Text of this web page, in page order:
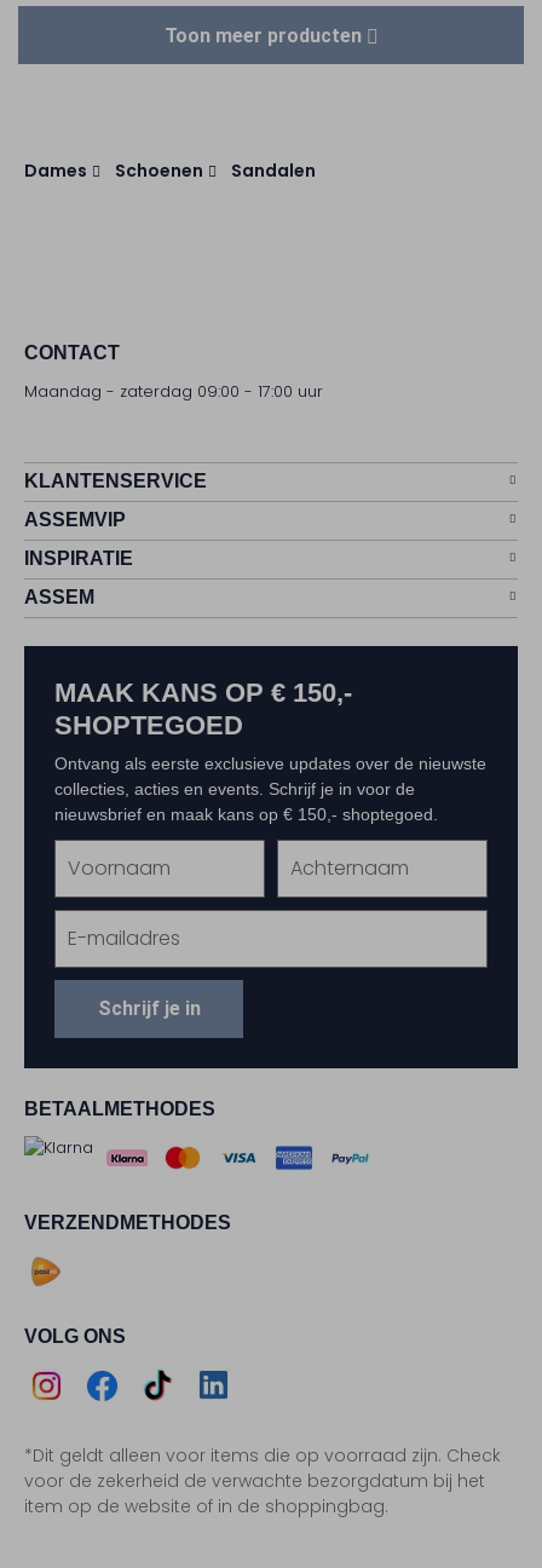
Toon meer producten
Dames Schoenen Sandalen
CONTACT
Maandag - zaterdag 09:00 - 17:00 uur
KLANTENSERVICE
ASSEMVIP
INSPIRATIE
ASSEM
BETAALMETHODES
VERZENDMETHODES
VOLG ONS
Instagram
Facebook
TikTokLinkedIn
*Dit geldt alleen voor items die op voorraad zijn. Check
voor de zekerheid de verwachte bezorgdatum bij het
item op de website of in de shoppingbag.
MAAK KANS OP € 150,-
SHOPTEGOED
Ontvang als eerste exclusieve updates over de nieuwste
collecties, acties en events. Schrijf je in voor de
nieuwsbrief en maak kans op € 150,- shoptegoed.
Schrijf je in